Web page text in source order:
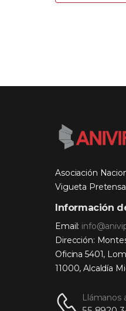
Asociación
Vigueta
Información
Email:
Dirección:
Oficina 5401,
11000, Alcaldía
Llámanos